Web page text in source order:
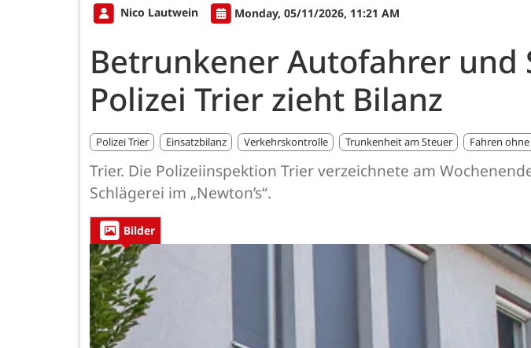
Nico Lautwein Monday, 05/11/2026, 11:21 AM
Betrunkener Autofahrer und
Polizei Trier zieht Bilanz
Polizei Trier Einsatzbilanz Verkehrskontrolle Trunkenheit am Steuer Fahren
Trier. Die Polizeiinspektion Trier verzeichnete am
Schlägerei im „Newton’s“.
Bilder